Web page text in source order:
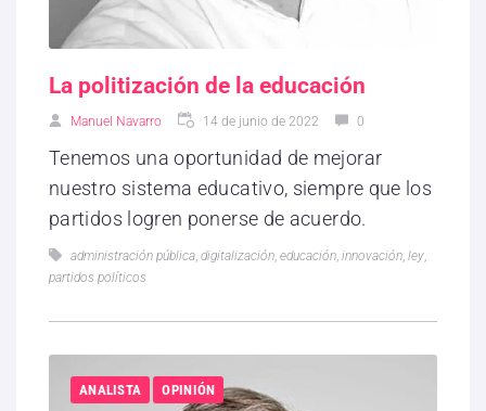
La politización de la educación
Manuel Navarro 14 de junio de 2022 0
Tenemos una oportunidad de mejorar
nuestro sistema educativo, siempre que los
partidos logren ponerse de acuerdo.
administración pública digitalización educación innovación ley
partidos políticos
ANALISTA OPINIÓN